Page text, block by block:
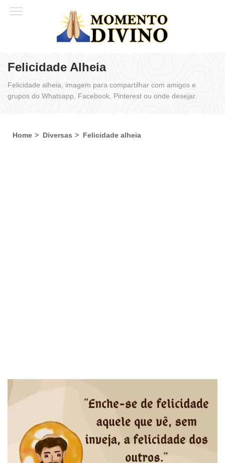
Felicidade Alheia
Felicidade alheia, imagem para compartilhar com amigos e
grupos do Whatsapp, Facebook, Pinterest ou onde desejar.
Home Diversas Felicidade alheia